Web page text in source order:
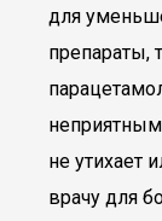
для
препараты,
не утихает
врачу для